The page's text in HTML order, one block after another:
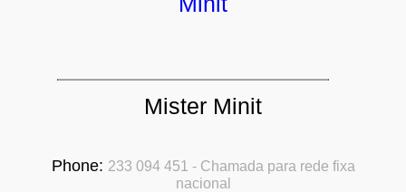
Mister Minit
Phone: 233 094 451 - Chamada para rede fixa
nacional